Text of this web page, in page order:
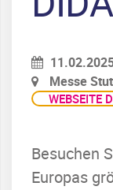
Messe
WEBSEITE
Besuchen
Europas